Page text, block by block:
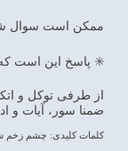
ممکن است سوال
✳️ پاسخ این است که
از طرفی توکل و
ضمنا سور، آیات و
کلمات کلیدی: چشم زخم